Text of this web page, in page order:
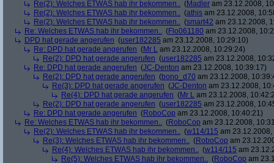
Re(2): Welches ETWAS hab ihr bekommen.. (Madler am 23.12.2008,
Re(2): Welches ETWAS hab ihr bekommen.. (athis am 23.12.2008,
Re(2): Welches ETWAS hab ihr bekommen.. (smart42 am 23.12.2008,
Re: Welches ETWAS hab ihr bekommen.. (Flo061180 am 23.12.2008,
DPD hat gerade angerufen (user182285 am 23.12.2008, 10:29:10)
Re: DPD hat gerade angerufen (Mr L am 23.12.2008, 10:29:24)
Re(2): DPD hat gerade angerufen (user182285 am 23.12.2008,
Re: DPD hat gerade angerufen (JC-Denton am 23.12.2008, 10:39:17)
Re(2): DPD hat gerade angerufen (bono_d70 am 23.12.2008,
Re(3): DPD hat gerade angerufen (JC-Denton am 23.12.2008,
Re(4): DPD hat gerade angerufen (Mr L am 23.12.2008,
Re(2): DPD hat gerade angerufen (user182285 am 23.12.2008,
Re: DPD hat gerade angerufen (RoboCop am 23.12.2008, 10:40:21)
Re: Welches ETWAS hab ihr bekommen.. (RoboCop am 23.12.2008,
Re(2): Welches ETWAS hab ihr bekommen.. (w114/115 am
Re(3): Welches ETWAS hab ihr bekommen.. (RoboCop am
Re(4): Welches ETWAS hab ihr bekommen.. (w114/115 am
Re(5): Welches ETWAS hab ihr bekommen.. (RoboCop am